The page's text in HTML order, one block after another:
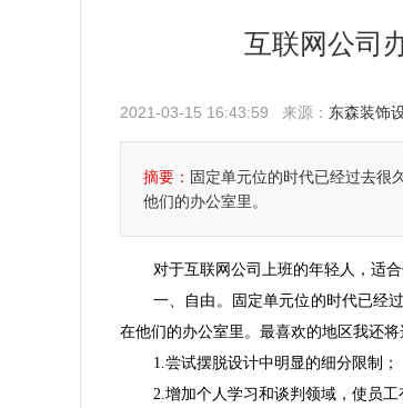
互联网公司
2021-03-15 16:43:59 来源： 东森装饰
摘要： 固定单元位的时代已经过去很
他们的办公室里。
对于互联网公司上班的年轻人，适
一、自由。固定单元位的时代已经
在他们的办公室里。最喜欢的地区我还
1.尝试摆脱设计中明显的细分限制；
2.增加个人学习和谈判领域，使员工